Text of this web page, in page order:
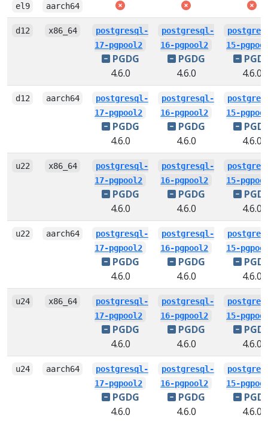
el9 aarch64
d12 x86_64
postgresql-
17-pgpool2
PGDG
4.6.0
postgresql-
16-pgpool2
PGDG
4.6.0
15-
4.6.0
d12 aarch64
postgresql-
17-pgpool2
PGDG
4.6.0
postgresql-
16-pgpool2
PGDG
4.6.0
15-
4.6.0
u22 x86_64
postgresql-
17-pgpool2
PGDG
4.6.0
postgresql-
16-pgpool2
PGDG
4.6.0
15-
4.6.0
u22 aarch64
postgresql-
17-pgpool2
PGDG
4.6.0
postgresql-
16-pgpool2
PGDG
4.6.0
15-
4.6.0
u24 x86_64
postgresql-
17-pgpool2
PGDG
4.6.0
postgresql-
16-pgpool2
PGDG
4.6.0
15-
4.6.0
u24 aarch64
postgresql-
17-pgpool2
PGDG
4.6.0
postgresql-
16-pgpool2
PGDG
4.6.0
15-
4.6.0